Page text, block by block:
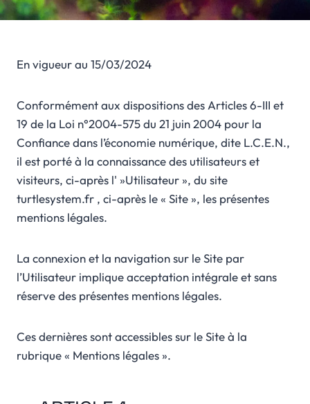
En vigueur au 15/03/2024
Conformément aux dispositions des Articles 6-III et
19 de la Loi n°2004-575 du 21 juin 2004 pour la
Confiance dans l’économie numérique, dite L.C.E.N.,
il est porté à la connaissance des utilisateurs et
visiteurs, ci-après l' »Utilisateur », du site
turtlesystem.fr , ci-après le « Site », les présentes
mentions légales.
La connexion et la navigation sur le Site par
l’Utilisateur implique acceptation intégrale et sans
réserve des présentes mentions légales.
Ces dernières sont accessibles sur le Site à la
rubrique « Mentions légales ».